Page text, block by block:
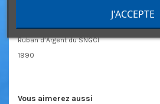
Ruban d’Argent du SNGCI
1990
Vous aimerez aussi
J'ACCEPTE